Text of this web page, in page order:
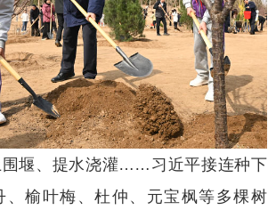
围堰、提水浇灌……习近平接连种下
、榆叶梅、杜仲、元宝枫等多棵树